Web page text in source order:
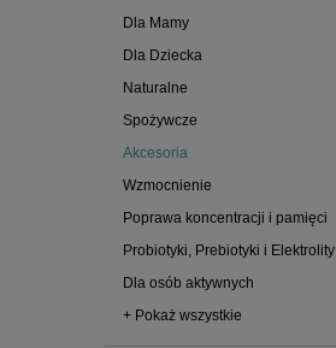
Dla Mamy
Dla Dziecka
Naturalne
Spożywcze
Akcesoria
Wzmocnienie
Poprawa koncentracji i pamięci
Probiotyki, Prebiotyki i Elektrolity
Dla osób aktywnych
+ Pokaż wszystkie